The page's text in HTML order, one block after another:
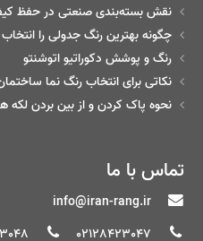
نقش بسته‌بندی صنعتی در حفظ
چگونه بهترین رنگ جدولی را
رنگ و پوشش دکوراتیو اتوشنتو
نکاتی برای انتخاب رنگ نما
نحوه پاک کردن و از بین بردن
تماس با ما
info@iran-rang.ir
02128423047